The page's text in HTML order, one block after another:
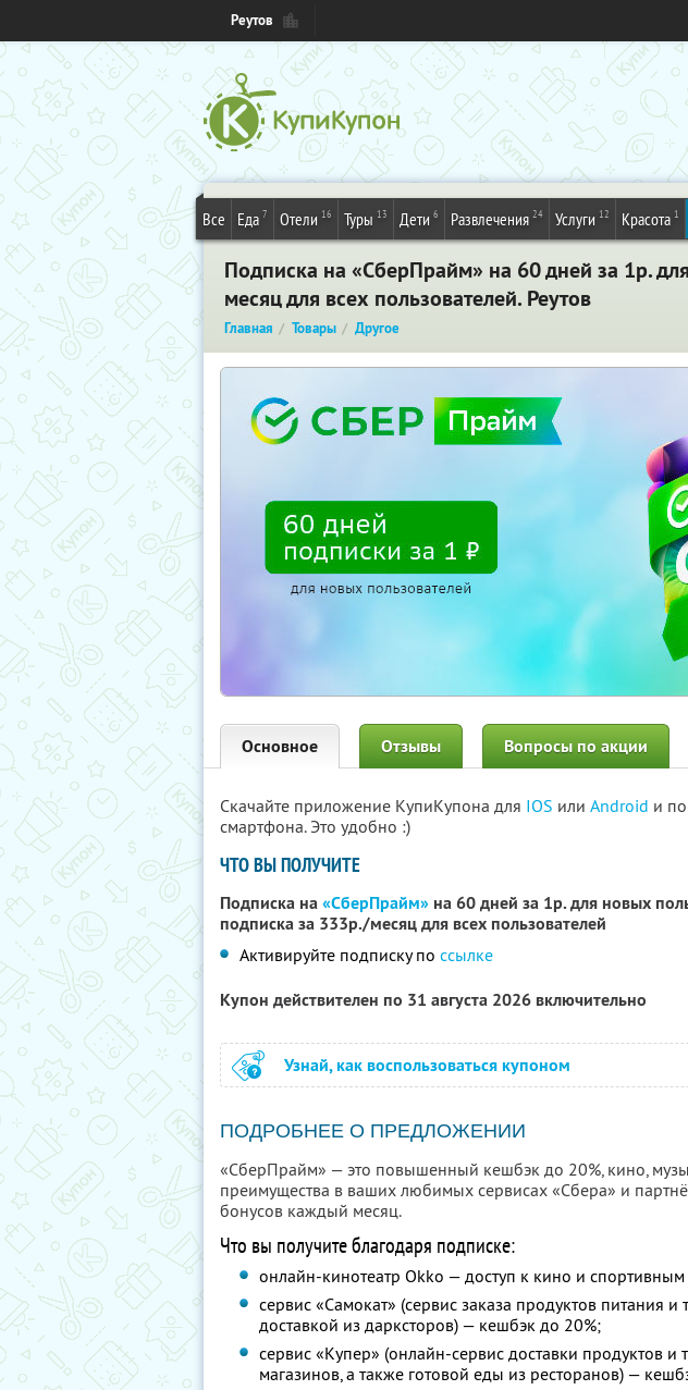
Реутов
Все Еда 7 Отели 16 Туры 13 Дети 6 Развлечения 24 Услуги 12 Красота 1
Подписка на «СберПрайм» на 60 дней за 1р.
месяц для всех пользователей. Реутов
Главная Товары Другое
Основное Отзывы Вопросы по акции
Скачайте приложение КупиКупона для IOS или Android и
смартфона. Это удобно :)
ЧТО ВЫ ПОЛУЧИТЕ
Подписка на«СберПрайм» на 60 дней за 1р. для новых
подписка за 333р./месяц для всех пользователей
Активируйте подписку по ссылке
Купон действителен по 31 августа 2026 включительно
Узнай, как воспользоваться купоном
ПОДРОБНЕЕ О ПРЕДЛОЖЕНИИ
«СберПрайм» — это повышенный кешбэк до 20%, кино,
преимущества в ваших любимых сервисах «Сбера» и
бонусов каждый месяц.
Что вы получите благодаря подписке:
онлайн-кинотеатр Okko — доступ к кино и
сервис «Самокат» (сервис заказа продуктов питания
доставкой из дарксторов) — кешбэк до 20%;
сервис «Купер» (онлайн-сервис доставки продуктов и
магазинов, а также готовой еды из ресторанов) —